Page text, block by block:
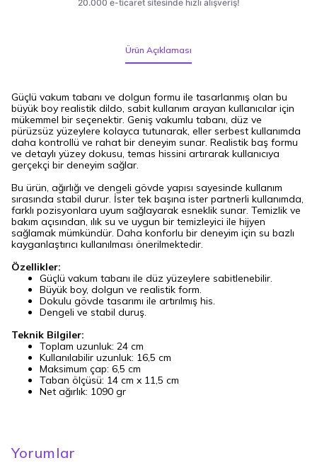
Ürün Açıklaması
Güçlü vakum tabanı ve dolgun formu ile tasarlanmış olan bu
büyük boy realistik dildo, sabit kullanım arayan kullanıcılar için
mükemmel bir seçenektir. Geniş vakumlu tabanı, düz ve
pürüzsüz yüzeylere kolayca tutunarak, eller serbest kullanımda
daha kontrollü ve rahat bir deneyim sunar. Realistik baş formu
ve detaylı yüzey dokusu, temas hissini artırarak kullanıcıya
gerçekçi bir deneyim sağlar.
Bu ürün, ağırlığı ve dengeli gövde yapısı sayesinde kullanım
sırasında stabil durur. İster tek başına ister partnerli kullanımda,
farklı pozisyonlara uyum sağlayarak esneklik sunar. Temizlik ve
bakım açısından, ılık su ve uygun bir temizleyici ile hijyen
sağlamak mümkündür. Daha konforlu bir deneyim için su bazlı
kayganlaştırıcı kullanılması önerilmektedir.
Özellikler:
Güçlü vakum tabanı ile düz yüzeylere sabitlenebilir.
Büyük boy, dolgun ve realistik form.
Dokulu gövde tasarımı ile artırılmış his.
Dengeli ve stabil duruş.
Teknik Bilgiler:
Toplam uzunluk: 24 cm
Kullanılabilir uzunluk: 16,5 cm
Maksimum çap: 6,5 cm
Taban ölçüsü: 14 cm x 11,5 cm
Net ağırlık: 1090 gr
Yorumlar